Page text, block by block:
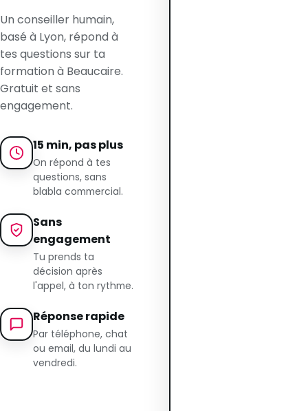
Un conseiller humain,
basé à Lyon, répond à
tes questions sur ta
formation à Beaucaire.
Gratuit et sans
engagement.
15 min, pas plus
On répond à tes
questions, sans
blabla commercial.
Sans
engagement
Tu prends ta
décision après
l'appel, à ton rythme.
Réponse rapide
Par téléphone, chat
ou email, du lundi au
vendredi.